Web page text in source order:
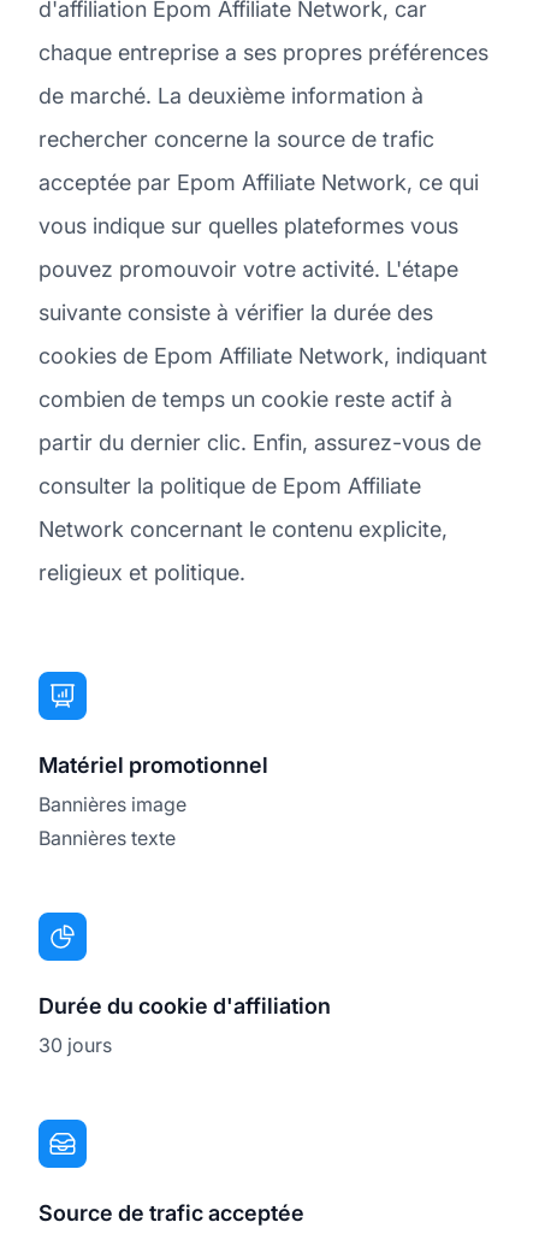
d'affiliation Epom Affiliate Network, car
chaque entreprise a ses propres préférences
de marché. La deuxième information à
rechercher concerne la source de trafic
acceptée par Epom Affiliate Network, ce qui
vous indique sur quelles plateformes vous
pouvez promouvoir votre activité. L'étape
suivante consiste à vérifier la durée des
cookies de Epom Affiliate Network, indiquant
combien de temps un cookie reste actif à
partir du dernier clic. Enfin, assurez-vous de
consulter la politique de Epom Affiliate
Network concernant le contenu explicite,
religieux et politique.
Matériel promotionnel
Bannières image
Bannières texte
Durée du cookie d'affiliation
30 jours
Source de trafic acceptée